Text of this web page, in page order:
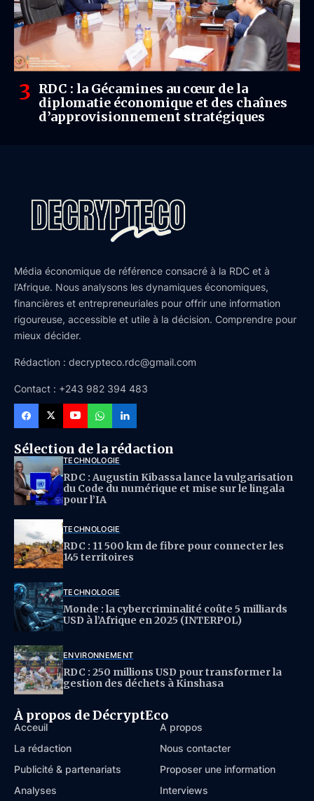
RDC : la Gécamines au cœur de la
diplomatie économique et des chaînes
d’approvisionnement stratégiques
Média économique de référence consacré à la RDC et à
l’Afrique. Nous analysons les dynamiques économiques,
financières et entrepreneuriales pour offrir une information
rigoureuse, accessible et utile à la décision. Comprendre pour
mieux décider.
Rédaction : decrypteco.rdc@gmail.com
Contact : +243 982 394 483
Sélection de la rédaction
TECHNOLOGIE
RDC : Augustin Kibassa lance la vulgarisation
du Code du numérique et mise sur le lingala
pour l’IA
TECHNOLOGIE
RDC : 11 500 km de fibre pour connecter les
145 territoires
TECHNOLOGIE
Monde : la cybercriminalité coûte 5 milliards
USD à l’Afrique en 2025 (INTERPOL)
ENVIRONNEMENT
RDC : 250 millions USD pour transformer la
gestion des déchets à Kinshasa
À propos de DécryptEco
Acceuil
À propos
La rédaction
Nous contacter
Publicité & partenariats
Proposer une information
Analyses
Interviews